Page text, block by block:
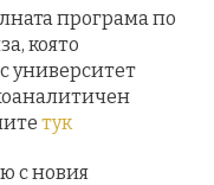
програма по
която
университет
тук
с новия